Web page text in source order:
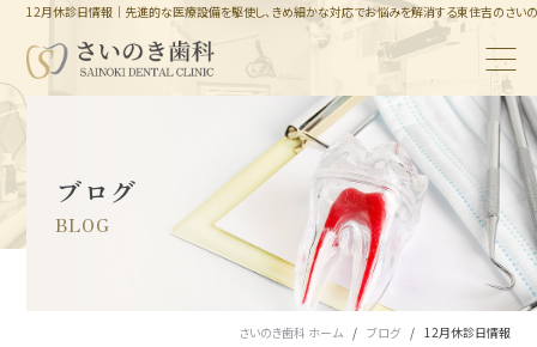
12月休診日情報｜先進的な医療設備を駆使し、きめ細かな対応でお悩みを解消する東住吉のさい
ブログ
BLOG
さいのき歯科 ホーム ブログ 12月休診日情報